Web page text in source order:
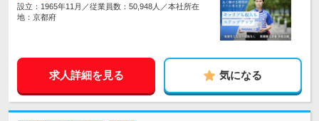
設立：1965年11月／従業員数：50,948人／本社所在
地：京都府
求人詳細を見る 気になる